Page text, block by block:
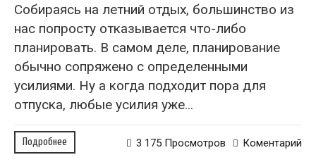
Собираясь на летний отдых, большинство из
нас попросту отказывается что-либо
планировать. В самом деле, планирование
обычно сопряжено с определенными
усилиями. Ну а когда подходит пора для
отпуска, любые усилия уже...
Подробнее Коментарий
3 175 Просмотров